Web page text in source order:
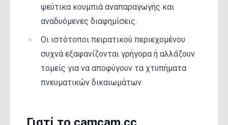
ψεύτικα κουμπιά αναπαραγωγής και
αναδυόμενες διαφημίσεις.
Οι ιστότοποι πειρατικού περιεχομένου
συχνά εξαφανίζονται γρήγορα ή αλλάζουν
τομείς για να αποφύγουν τα χτυπήματα
πνευματικών δικαιωμάτων.